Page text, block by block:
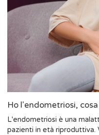
Ho l'endometriosi,
L'endometriosi è una
pazienti in età riproduttiva.